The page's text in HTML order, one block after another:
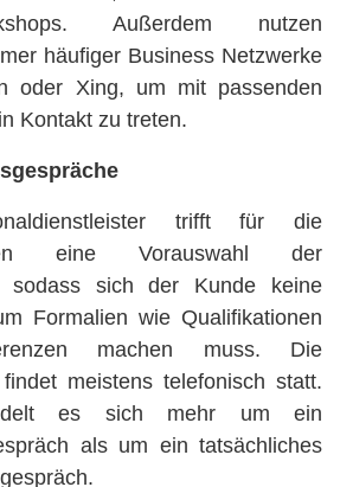
Außerdem nutzen
häufiger Business Netzwerke
oder Xing, um mit passenden
Kontakt zu treten.
trifft für die
eine Vorauswahl der
sodass sich der Kunde keine
Formalien wie Qualifikationen
machen muss. Die
meistens telefonisch statt.
es sich mehr um ein
als um ein tatsächliches